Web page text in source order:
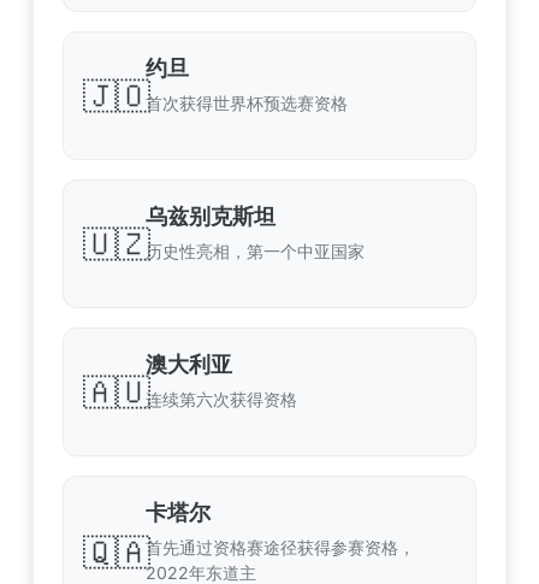
🇯🇴
约旦
首次获得世界杯预选赛资格
🇺🇿
乌兹别克斯坦
历史性亮相，第一个中亚国家
🇦🇺
澳大利亚
连续第六次获得资格
🇶🇦
卡塔尔
首先通过资格赛途径获得参赛资格，
2022年东道主